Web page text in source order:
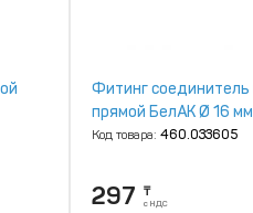
Фитинг соединитель
прямой БелАК Ø 16 мм
[БАК.9016]
Код товара:460.033605
297 ₸
с НДС